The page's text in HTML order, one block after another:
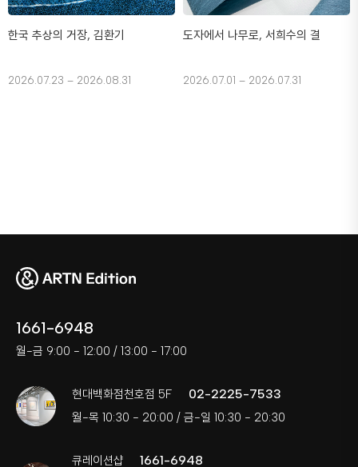
한국 추상의 거장, 김환기
2026.07.23 – 2026.08.31
도자에서 나무로, 서희수의 결
2026.07.01 – 2026.07.31
1661-6948
월-금 9:00 - 12:00 / 13:00 - 17:00
현대백화점천호점 5F 02-2225-7533
월-목 10:30 - 20:00 / 금-일 10:30 - 20:30
큐레이션샵 1661-6948